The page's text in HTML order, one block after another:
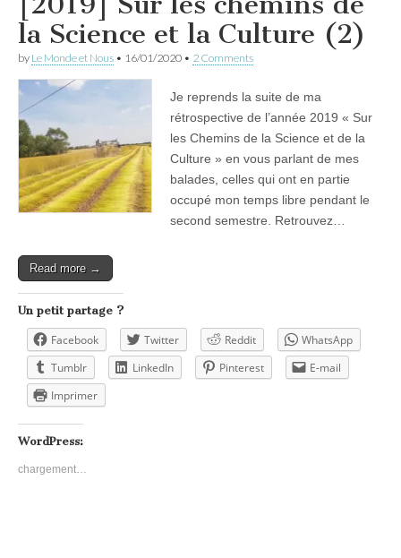
la Science et la Culture (2)
by Le Monde et Nous • 16/01/2020 • 2 Comments
Je reprends la suite de ma
rétrospective de l’année 2019 « Sur
les Chemins de la Science et de la
Culture » en vous parlant de mes
balades, celles qui ont en partie
occupé mon temps libre pendant le
second semestre. Retrouvez…
Read more →
Un petit partage ?
Facebook Twitter Reddit
WhatsApp
Tumblr
LinkedIn Pinterest
E-mail
Imprimer
WordPress:
chargement…